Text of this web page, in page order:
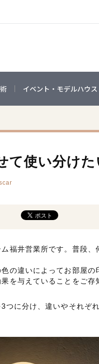
イベント・モデルハウス
て使い分け
福井営業所です。普段
の違いによってお部屋の
を与えていることをご存
つに分け、違いやそれぞ